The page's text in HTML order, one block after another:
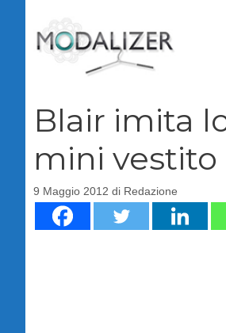
contenuto
Blair imita
mini
9 Maggio 2012 di Redazione